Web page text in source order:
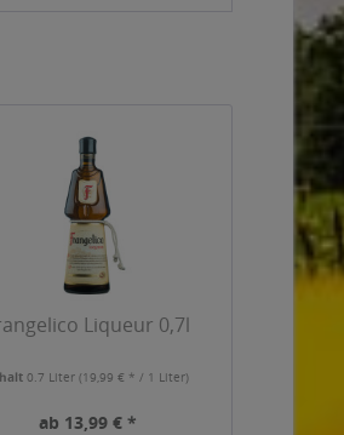
Liqueur 0,7l
0.7 Liter (19,99 € * / 1 Liter)
ab 13,99 € *